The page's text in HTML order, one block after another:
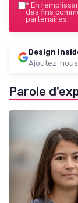
* En
des fins
partenaires.
Design
Ajoutez-
Parole